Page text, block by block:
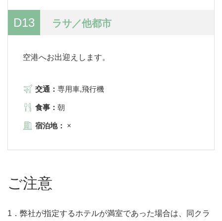
D13 ラサ／他都市
空港へお出迎えします。
交通： 専用車,飛行機
食事： 朝
宿泊地： ×
ご注意
1．弊社が指定するホテルが満室であった場合は、同クラ